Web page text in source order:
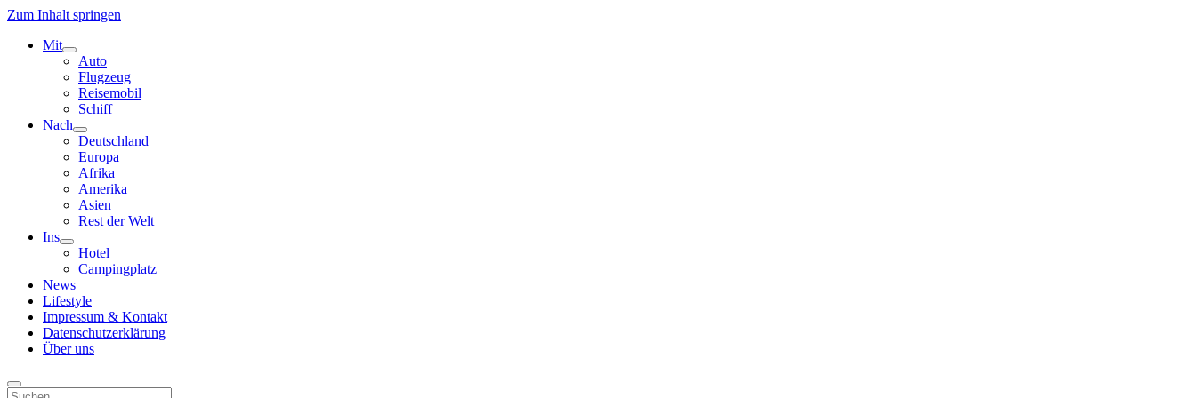
Zum Inhalt springen
Mit
Menü
öffnen
Auto
Flugzeug
Reisemobil
Schiff
Nach
Menü
öffnen
Deutschland
Europa
Afrika
Amerika
Asien
Rest der Welt
Ins
Menü
öffnen
Hotel
Campingplatz
News
Lifestyle
Impressum & Kontakt
Datenschutzerklärung
Über uns
Suchen